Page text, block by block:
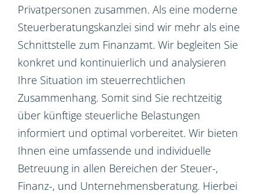
Privatpersonen zusammen. Als eine moderne
Steuerberatungskanzlei sind wir mehr als eine
Schnittstelle zum Finanzamt. Wir begleiten Sie
konkret und kontinuierlich und analysieren
Ihre Situation im steuerrechtlichen
Zusammenhang. Somit sind Sie rechtzeitig
über künftige steuerliche Belastungen
informiert und optimal vorbereitet. Wir bieten
Ihnen eine umfassende und individuelle
Betreuung in allen Bereichen der Steuer-,
Finanz-, und Unternehmensberatung. Hierbei